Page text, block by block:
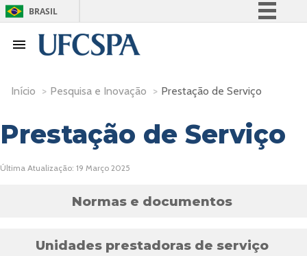
BRASIL
Acesso à informação
Canais
Início > Pesquisa e Inovação > Prestação de Serviço
Prestação de Serviço
Última Atualização: 19 Março 2025
Normas e documentos
Unidades prestadoras de serviço